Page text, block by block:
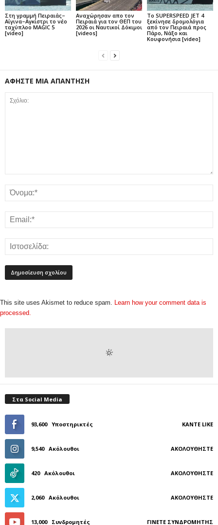
Στη γραμμή Πειραιάς–
Αίγινα–Αγκίστρι το νέο
ταχύπλοο MAGIC 5
[video]
Αναχώρησαν απο τον
Πειραιά για τον ΘΕΠ του
2026 οι Ναυτικοί Δόκιμοι
[videos]
Το SUPERSPEED JET 4
ξεκίνησε δρομολόγια
από τον Πειραιά προς
Πάρο, Νάξο και
Κουφονήσια [video]
ΑΦΗΣΤΕ ΜΙΑ ΑΠΑΝΤΗΣΗ
This site uses Akismet to reduce spam. Learn how your comment data is
processed.
Στα Social Media
93,600 Υποστηρικτές ΚΆΝΤΕ LIKE
9,540 Ακόλουθοι ΑΚΟΛΟΥΘΉΣΤΕ
420 Ακόλουθοι ΑΚΟΛΟΥΘΉΣΤΕ
2,060 Ακόλουθοι ΑΚΟΛΟΥΘΉΣΤΕ
13,000 Συνδρομητές ΓΊΝΕΤΕ ΣΥΝΔΡΟΜΗΤΉΣ